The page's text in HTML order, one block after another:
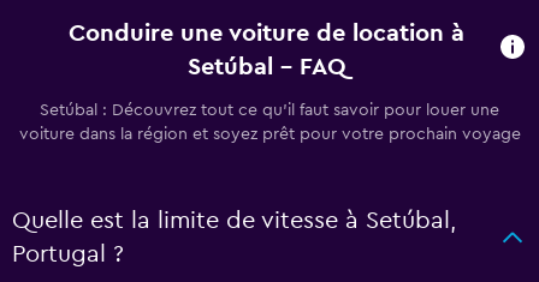
Conduire une voiture de location à
Setúbal - FAQ
Setúbal : Découvrez tout ce qu’il faut savoir pour louer une
voiture dans la région et soyez prêt pour votre prochain voyage
Quelle est la limite de vitesse à Setúbal,
Portugal ?